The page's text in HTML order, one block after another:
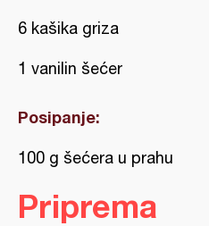
6 kašika griza
1 vanilin šećer
Posipanje:
100 g šećera u prahu
Priprema